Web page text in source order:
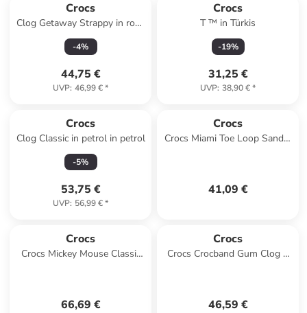
Crocs
Clog Getaway Strappy in rosa
in rosa
-4%
44,75 €
UVP: 46,99 €*
Crocs
T ™ in Türkis
-19%
31,25 €
UVP: 38,90 €*
Crocs
Clog Classic in petrol in petrol
-5%
53,75 €
UVP: 56,99 €*
Crocs
Crocs Miami Toe Loop Sandal
41,09 €
Crocs
Crocs Mickey Mouse Classic
66,69 €
Crocs
Crocs Crocband Gum Clog K
46,59 €